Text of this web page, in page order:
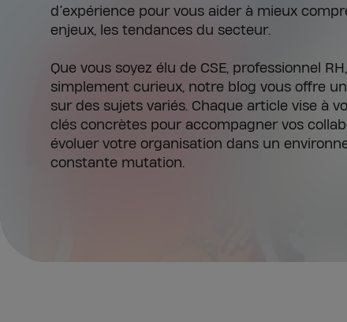
d’expérience pour vous aider à mieux
enjeux, les tendances du secteur.
Que vous soyez élu de CSE, professionnel
simplement curieux, notre blog vous offre
sur des sujets variés. Chaque article vise à
clés concrètes pour accompagner vos
évoluer votre organisation dans un
constante mutation.